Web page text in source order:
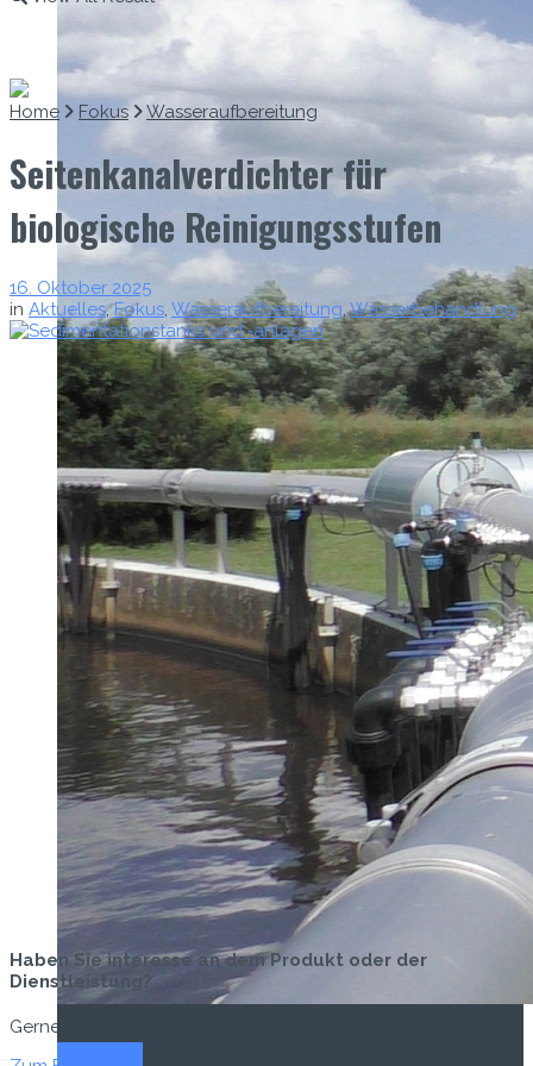
Home Fokus Wasseraufbereitung
Seitenkanalverdichter für
biologische Reinigungsstufen
16. Oktober 2025
in Aktuelles,Fokus, Wasseraufbereitung,Wasserbehandlung
Haben Sie interesse an dem Produkt oder der
Dienstleistung?
Gerne helfen wir Ihnen mit dem Anbieter in Kontakt zu treten.